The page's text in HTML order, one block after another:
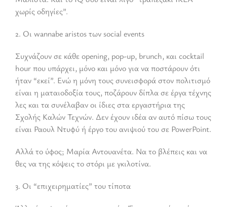
χωρίς οδηγίες”.
2. Οι wannabe aristos των social events
Συχνάζουν σε κάθε opening, pop-up, brunch, και cocktail
hour που υπάρχει, μόνο και μόνο για να ποστάρουν ότι
ήταν “εκεί”. Ενώ η μόνη τους συνεισφορά στον πολιτισμό
είναι η ματαιοδοξία τους, ποζάρουν δίπλα σε έργα τέχνης
λες και τα συνέλαβαν οι ίδιες στα εργαστήρια της
Σχολής Καλών Τεχνών. Δεν έχουν ιδέα αν αυτό πίσω τους
είναι Ραουλ Ντυφύ ή έργο του ανιψιού του σε PowerPoint.
Αλλά το ύφος; Μαρία Αντουανέτα. Να το βλέπεις και να
θες να της κόψεις το στόρι με γκιλοτίνα.
3. Οι “επιχειρηματίες” του τίποτα